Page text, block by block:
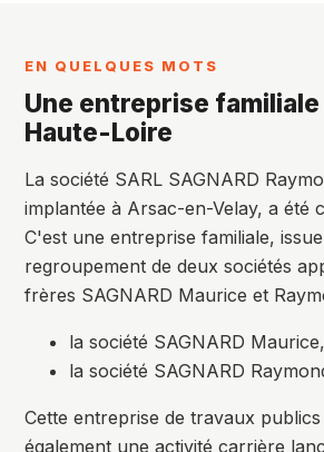
EN QUELQUES MOTS
Une entreprise
Haute-Loire
La société SARL SAGNARD
implantée à Arsac-en-Velay, a été
C'est une entreprise familiale,
regroupement de deux sociétés
frères SAGNARD Maurice et
la société SAGNARD
la société SAGNARD
Cette entreprise de travaux publics
également une activité carrière